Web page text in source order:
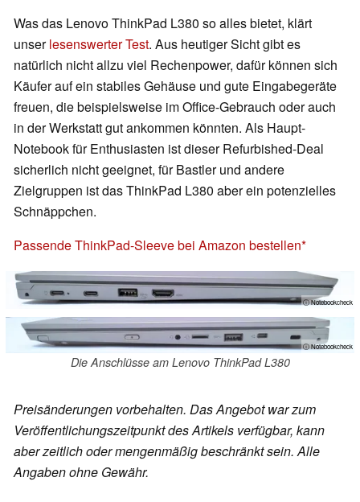
Was das Lenovo ThinkPad L380 so alles bietet, klärt
unserlesenswerter Test. Aus heutiger Sicht gibt es
natürlich nicht allzu viel Rechenpower, dafür können sich
Käufer auf ein stabiles Gehäuse und gute Eingabegeräte
freuen, die beispielsweise im Office-Gebrauch oder auch
in der Werkstatt gut ankommen könnten. Als Haupt-
Notebook für Enthusiasten ist dieser Refurbished-Deal
sicherlich nicht geeignet, für Bastler und andere
Zielgruppen ist das ThinkPad L380 aber ein potenzielles
Schnäppchen.
Passende ThinkPad-Sleeve bei Amazon bestellen
ⓘ Notebookcheck
ⓘ Notebookcheck
Die Anschlüsse am Lenovo ThinkPad L380
Preisänderungen vorbehalten. Das Angebot war zum
Veröffentlichungszeitpunkt des Artikels verfügbar, kann
aber zeitlich oder mengenmäßig beschränkt sein. Alle
Angaben ohne Gewähr.